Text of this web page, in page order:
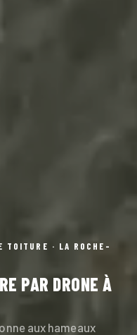
TOITURE · LA ROCHE-
PAR DRONE À
aux hameaux